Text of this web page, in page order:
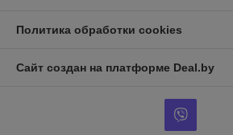
Политика обработки cookies
Сайт создан на платформе Deal.by